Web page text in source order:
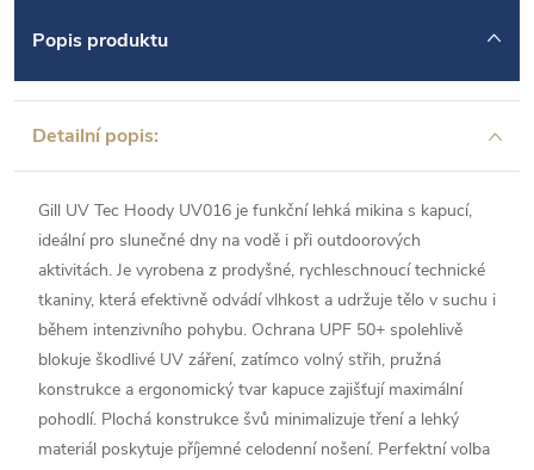
Popis produktu
Detailní popis:
Gill UV Tec Hoody UV016 je funkční lehká mikina s kapucí,
ideální pro slunečné dny na vodě i při outdoorových
aktivitách. Je vyrobena z prodyšné, rychleschnoucí technické
tkaniny, která efektivně odvádí vlhkost a udržuje tělo v suchu i
během intenzivního pohybu. Ochrana UPF 50+ spolehlivě
blokuje škodlivé UV záření, zatímco volný střih, pružná
konstrukce a ergonomický tvar kapuce zajišťují maximální
pohodlí. Plochá konstrukce švů minimalizuje tření a lehký
materiál poskytuje příjemné celodenní nošení. Perfektní volba